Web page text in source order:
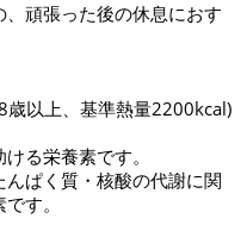
頑張った後の休息におす
歳以上、基準熱量2200kcal)
る栄養素です。
んぱく質・核酸の代謝に関
す。